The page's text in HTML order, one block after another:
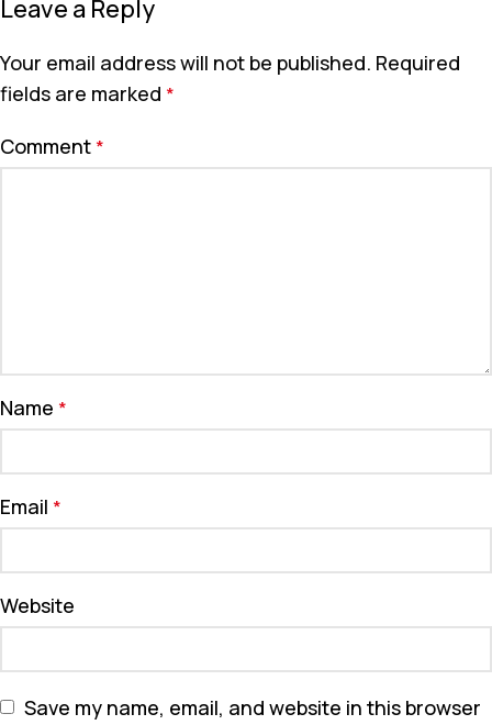
Leave a Reply
Your email address will not be published. Required
fields are marked *
Comment *
Name *
Email *
Website
Save my name, email, and website in this browser